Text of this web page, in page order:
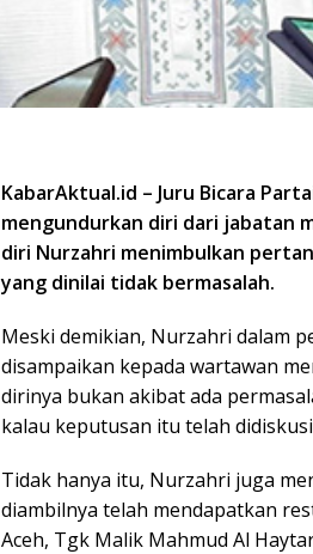
KabarAktual.id – Juru Bicara
mengundurkan diri dari jabatan
diri Nurzahri menimbulkan
yang dinilai tidak bermasalah.
Meski demikian, Nurzahri dalam
disampaikan kepada wartawan
dirinya bukan akibat ada
kalau keputusan itu telah
Tidak hanya itu, Nurzahri juga
diambilnya telah mendapatkan
Aceh, Tgk Malik Mahmud Al